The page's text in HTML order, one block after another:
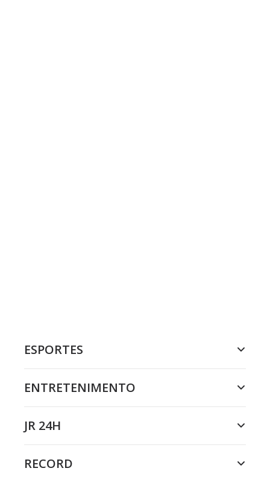
ESPORTES
ENTRETENIMENTO
JR 24H
RECORD